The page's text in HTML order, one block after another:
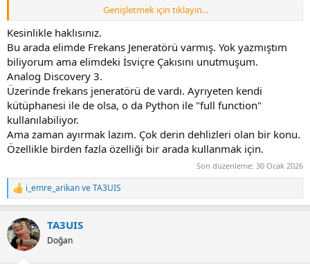
Otomatik ekran görüntüsü, veri loglama, kendi ölçüm
parametrelerinizi gibi işlemler yapılabilir.
Python ile bu cihaz artık bir osiloskop değil; bilgisayarın güçlü,
yüksek çözünürlüklü bir sensörü haline gelmiş oluyor.
Genişletmek için tıklayın...
Kesinlikle haklısınız.
Bu arada elimde Frekans Jeneratörü varmış. Yok yazmıştım
biliyorum ama elimdeki İsviçre Çakısını unutmuşum.
Analog Discovery 3.
Üzerinde frekans jeneratörü de vardı. Ayrıyeten kendi
kütüphanesi ile de olsa, o da Python ile "full function"
kullanılabiliyor.
Ama zaman ayırmak lazım. Çok derin dehlizleri olan bir konu.
Özellikle birden fazla özelliği bir arada kullanmak için.
Son düzenleme: 30 Ocak 2026
R
e
c
t
i
i_emre_arikanveTA3UIS
TA3UIS
Doğan